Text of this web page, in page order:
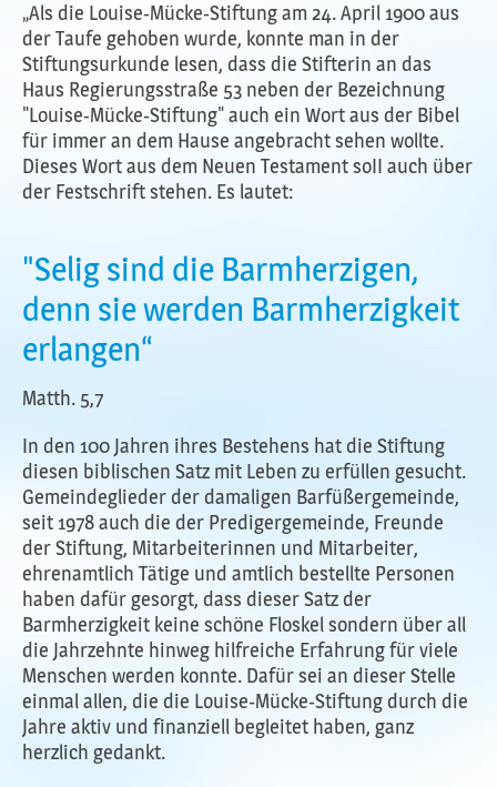
„Als die Louise-Mücke-Stiftung am 24. April 1900 aus
der Taufe gehoben wurde, konnte man in der
Stiftungsurkunde lesen, dass die Stifterin an das
Haus Regierungsstraße 53 neben der Bezeichnung
"Louise-Mücke-Stiftung" auch ein Wort aus der Bibel
für immer an dem Hause angebracht sehen wollte.
Dieses Wort aus dem Neuen Testament soII auch über
der Festschrift stehen. Es lautet:
"Selig sind die Barmherzigen,
denn sie werden Barmherzigkeit
erlangen“
Matth. 5,7
In den 100 Jahren ihres Bestehens hat die Stiftung
diesen biblischen Satz mit Leben zu erfüllen gesucht.
Gemeindeglieder der damaligen Barfüßergemeinde,
seit 1978 auch die der Predigergemeinde, Freunde
der Stiftung, Mitarbeiterinnen und Mitarbeiter,
ehrenamtlich Tätige und amtlich bestellte Personen
haben dafür gesorgt, dass dieser Satz der
Barmherzigkeit keine schöne Floskel sondern über all
die Jahrzehnte hinweg hilfreiche Erfahrung für viele
Menschen werden konnte. Dafür sei an dieser Stelle
einmal allen, die die Louise-Mücke-Stiftung durch die
Jahre aktiv und finanziell begleitet haben, ganz
herzlich gedankt.